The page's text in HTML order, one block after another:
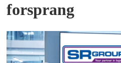
forsprang